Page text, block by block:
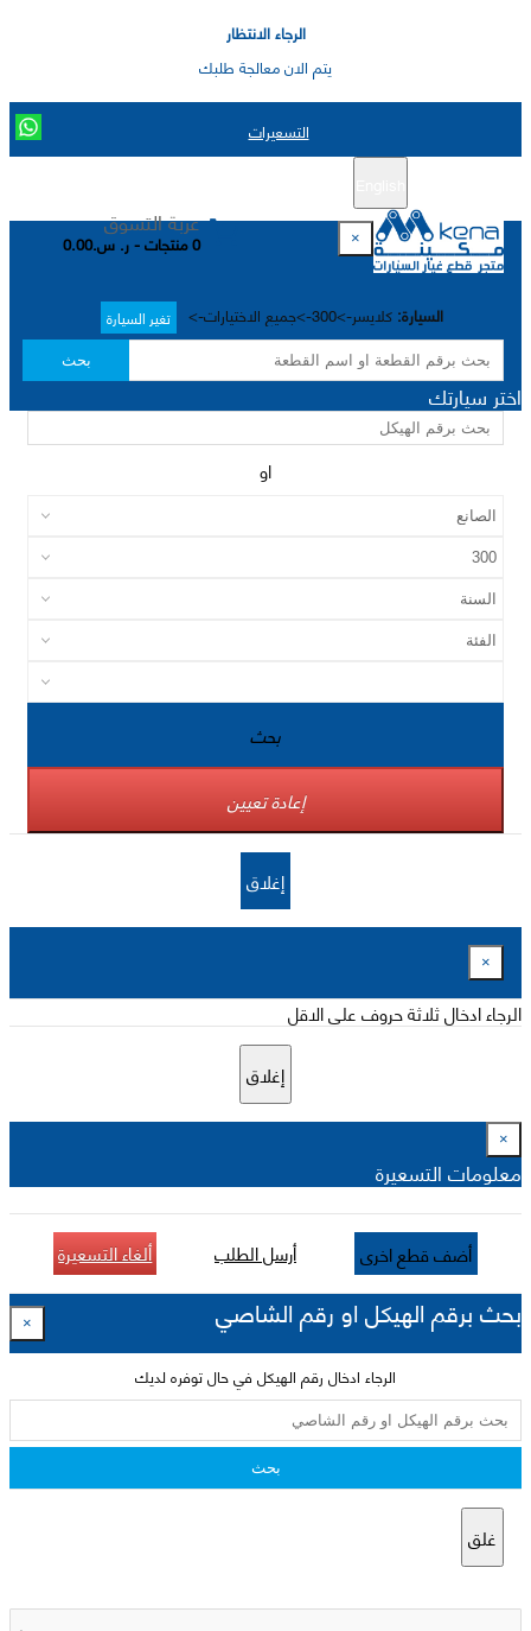
الرجاء الانتظار
يتم الان معالجة طلبك
التسعيرات
عربة التسوق
0 منتجات - ر. س.0.00
السيارة: كلايسر->300->جميع الاختيارات-> تغير السيارة
بحث
×
اختر سيارتك
او
بحث
إعادة تعيين
إغلاق
×
الرجاء ادخال ثلاثة حروف على الاقل
إغلاق
×
معلومات التسعيرة
أضف قطع اخرى أرسل الطلب ألغاء التسعيرة
بحث برقم الهيكل او رقم الشاصي ×
الرجاء ادخال رقم الهيكل في حال توفره لديك
بحث
غلق